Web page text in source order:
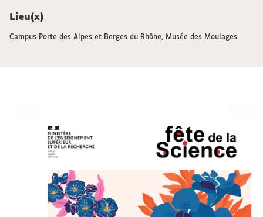
Lieu(x)
Campus Porte des Alpes et Berges du Rhône, Musée des Moulages